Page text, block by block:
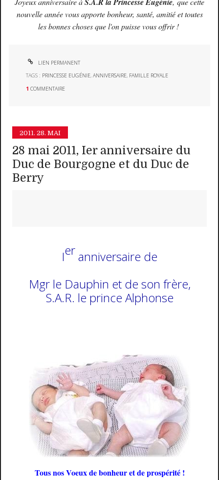
nouvelle année vous apporte bonheur, santé, amitié et toutes
les bonnes choses que l'on puisse vous offrir !
LIEN PERMANENT
TAGS : PRINCESSE EUGÉNIE,ANNIVERSAIRE, FAMILLE ROYALE
1 COMMENTAIRE
2011. 28. MAI
28 mai 2011, Ier anniversaire du
Duc de Bourgogne et du Duc de
Berry
Ieranniversaire de
Mgr le Dauphin et de son frère,
S.A.R. le prince Alphonse
Tous nos Voeux de bonheur et de prospérité !